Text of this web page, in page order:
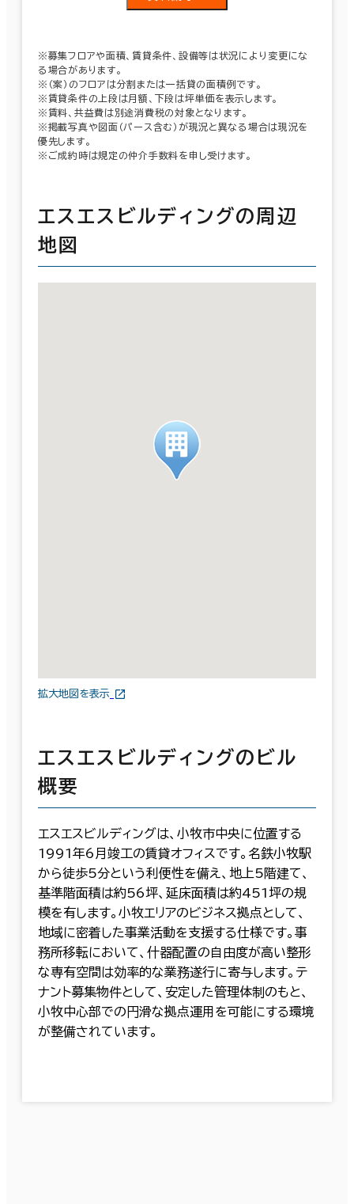
※募集フロアや面積、賃貸条件、設備等は状況により変更にな
る場合があります。
※（案）のフロアは分割または一括貸の面積例です。
※賃貸条件の上段は月額、下段は坪単価を表示します。
※賃料、共益費は別途消費税の対象となります。
※掲載写真や図面（パース含む）が現況と異なる場合は現況を
優先します。
※ご成約時は規定の仲介手数料を申し受けます。
エスエスビルディングの周辺
地図
拡大地図を表示
エスエスビルディングのビル
概要
エスエスビルディングは、小牧市中央に位置する
1991年6月竣工の賃貸オフィスです。名鉄小牧駅
から徒歩5分という利便性を備え、地上5階建て、
基準階面積は約56坪、延床面積は約451坪の規
模を有します。小牧エリアのビジネス拠点として、
地域に密着した事業活動を支援する仕様です。事
務所移転において、什器配置の自由度が高い整形
な専有空間は効率的な業務遂行に寄与します。テ
ナント募集物件として、安定した管理体制のもと、
小牧中心部での円滑な拠点運用を可能にする環境
が整備されています。